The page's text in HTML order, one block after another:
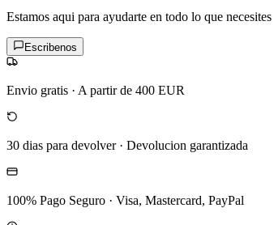
Estamos aqui para ayudarte en todo lo que necesites
Escribenos
Envio gratis · A partir de 400 EUR
30 dias para devolver· Devolucion garantizada
100% Pago Seguro · Visa, Mastercard, PayPal